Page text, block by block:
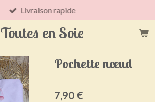
Toutes en Soie
Livraison rapide
Pochette nœud
7,90 €